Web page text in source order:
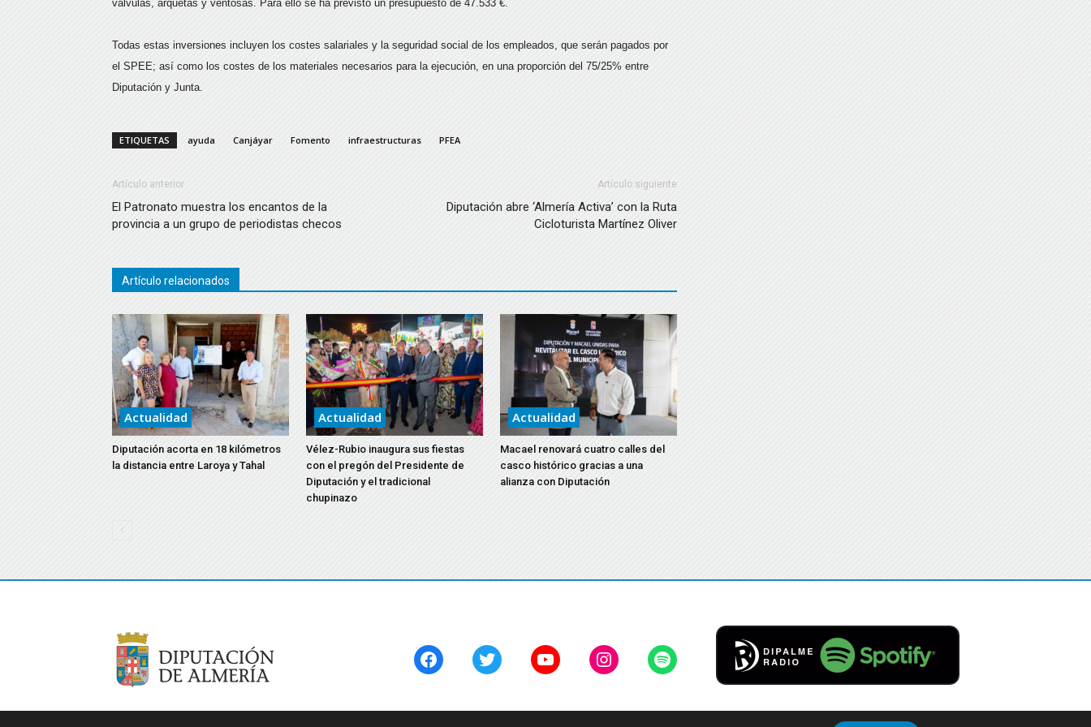
válvulas, arquetas y ventosas. Para ello se ha previsto un presupuesto de 47.533 €.
Todas estas inversiones incluyen los costes salariales y la seguridad social de los empleados, que serán pagados por
el SPEE; así como los costes de los materiales necesarios para la ejecución, en una proporción del 75/25% entre
Diputación y Junta.
ETIQUETAS ayuda Canjáyar Fomento infraestructuras PFEA
Artículo anterior
El Patronato muestra los encantos de la
provincia a un grupo de periodistas checos
Artículo siguiente
Diputación abre ‘Almería Activa’ con la Ruta
Cicloturista Martínez Oliver
Artículo relacionados
Actualidad
Diputación acorta en 18 kilómetros
la distancia entre Laroya y Tahal
Actualidad
Vélez-Rubio inaugura sus fiestas
con el pregón del Presidente de
Diputación y el tradicional
chupinazo
Actualidad
Macael renovará cuatro calles del
casco histórico gracias a una
alianza con Diputación
FacebookTwitterYouTubeInstagramSpotify